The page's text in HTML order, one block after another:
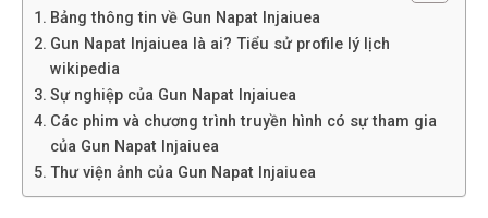
Bảng thông tin về Gun Napat Injaiuea
Gun Napat Injaiuea là ai? Tiểu sử profile lý lịch
wikipedia
Sự nghiệp của Gun Napat Injaiuea
Các phim và chương trình truyền hình có sự tham gia
của Gun Napat Injaiuea
Thư viện ảnh của Gun Napat Injaiuea